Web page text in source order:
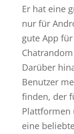
Er hat eine
nur für
gute App
Darüber
Benutzer
finden, der
Plattformen
eine